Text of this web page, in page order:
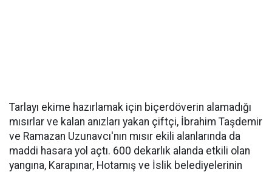
Tarlayı ekime hazırlamak için biçerdöverin alamadığı
mısırlar ve kalan anızları yakan çiftçi, İbrahim Taşdemir
ve Ramazan Uzunavcı'nın mısır ekili alanlarında da
maddi hasara yol açtı. 600 dekarlık alanda etkili olan
yangına, Karapınar, Hotamış ve İslik belediyelerinin